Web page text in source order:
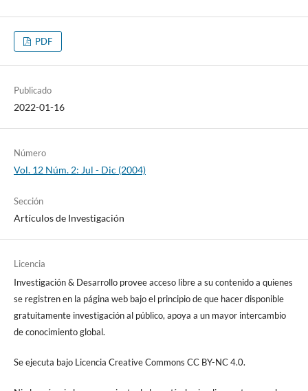
PDF
Publicado
2022-01-16
Número
Vol. 12 Núm. 2: Jul - Dic (2004)
Sección
Artículos de Investigación
Licencia
Investigación & Desarrollo provee acceso libre a su contenido a quienes
se registren en la página web bajo el principio de que hacer disponible
gratuitamente investigación al público, apoya a un mayor intercambio
de conocimiento global.
Se ejecuta bajo Licencia Creative Commons CC BY-NC 4.0.